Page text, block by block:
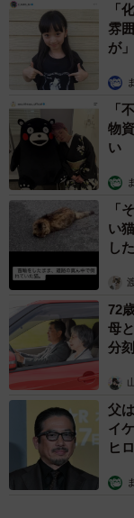
「
雰
が
「
物
い
「
い
し
72
母
分
父
イ
ヒ